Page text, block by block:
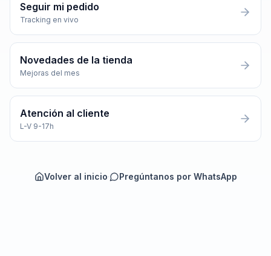
Seguir mi pedido
Tracking en vivo
Novedades de la tienda
Mejoras del mes
Atención al cliente
L-V 9-17h
Volver al inicio· Pregúntanos por WhatsApp